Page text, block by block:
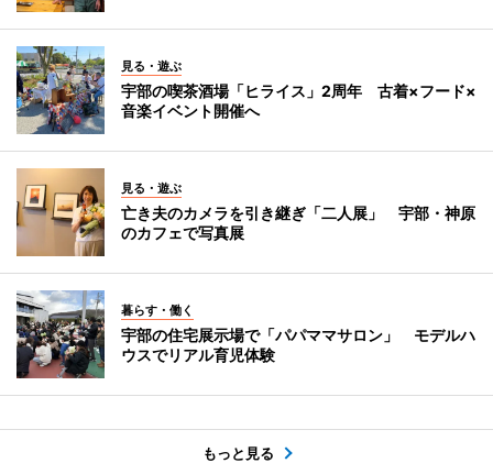
見る・遊ぶ
宇部の喫茶酒場「ヒライス」2周年 古着×フード×
音楽イベント開催へ
見る・遊ぶ
亡き夫のカメラを引き継ぎ「二人展」 宇部・神原
のカフェで写真展
暮らす・働く
宇部の住宅展示場で「パパママサロン」 モデルハ
ウスでリアル育児体験
もっと見る